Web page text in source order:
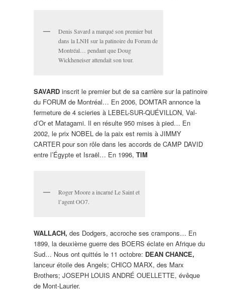
Denis Savard a marqué son premier but
dans la LNH sur la patinoire du Forum de
Montréal… pendant que Doug
Wickheneiser attendait son tour.
SAVARDinscrit le premier but de sa carrière sur la patinoire
du FORUM de Montréal… En 2006, DOMTAR annonce la
fermeture de 4 scieries à LEBEL-SUR-QUÉVILLON, Val-
d’Or et Matagami. Il en résulte 950 mises à pied… En
2002, le prix NOBEL de la paix est remis à JIMMY
CARTER pour son rôle dans les accords de CAMP DAVID
entre l’Égypte et Israël… En 1996, TIM
Roger Moore a incarné Le Saint et
l’agent OO7.
WALLACH, des Dodgers, accroche ses crampons… En
1899, la deuxième guerre des BOERS éclate en Afrique du
Sud… Nous ont quittés le 11 octobre: DEAN CHANCE,
lanceur étoile des Angels; CHICO MARX, des Marx
Brothers; JOSEPH LOUIS ANDRÉ OUELLETTE, évêque
de Mont-Laurier.